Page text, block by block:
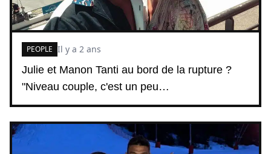
Julie et Manon Tanti au bord de la rupture ?
"Niveau couple, c'est un peu…
PEOPLE Il y a 2 ans